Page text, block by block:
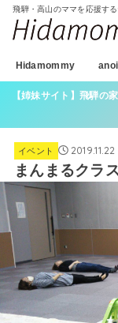
飛騨・高山のママを応援す
Hidamommy
【姉妹サイト】飛騨の
イベント 2019.11.22
まんまるクラス